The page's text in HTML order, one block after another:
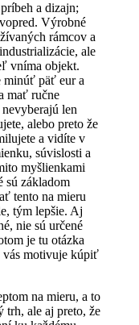
a dizajn;
Výrobné
rámcov a
ale
vníma objekt.
minúť päť eur a
mať ručne
len
alebo preto že
a vidíte v
súvislosti a
myšlienkami
sú základom
tento na mieru
tým lepšie. Aj
nie sú určené
je tu otázka
vás motivuje kúpiť
na mieru, a to
trh, ale aj preto, že